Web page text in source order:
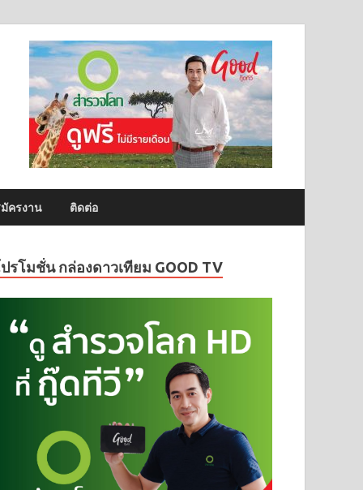
ครงาน ติดต่อ
รโมชั่น กล่องดาวเทียม GOOD TV